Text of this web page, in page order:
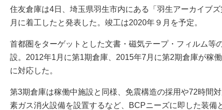
住友倉庫は4日、埼玉県羽生市内にある「羽生アーカイブ
月に着工したと発表した。竣工は2020年９月を予定。
首都圏をターゲットとした文書・磁気テープ・フィルム等
設。2012年1月に第1期倉庫、2015年7月に第2期倉庫が稼
に対応した。
第3期倉庫は稼働中施設と同様、免震構造の採用や72時間
素ガス消火設備を設置するなど、BCPニーズに即した装備